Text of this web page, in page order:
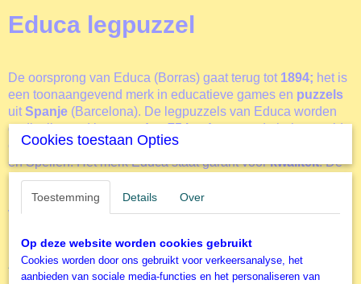
85x60 cm
Educa legpuzzel
De oorsprong van Educa (Borras) gaat terug tot 1894; het is
een toonaangevend merk in educatieve games en puzzels
uit Spanje (Barcelona). De legpuzzels van Educa worden
gedistribueerd inmeer dan 75 landenover de hele wereld,
en is daarmee eenmarktleider
en Spellen. Het merk Educa staat garant voorkwaliteit. De
Educa catalogus biedt een enorm
legpuzzelsvoor alle leeftijden. Zoals ook deze legpuzzel
van Educa van 1500 stukjesSunset in Venice.
Accessoires
Cookies toestaan Opties
Toestemming Details Over
Op deze website worden cookies gebruikt
Cookies worden door ons gebruikt voor verkeersanalyse, het
aanbieden van sociale media-functies en het personaliseren van